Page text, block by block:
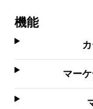
機能
マー